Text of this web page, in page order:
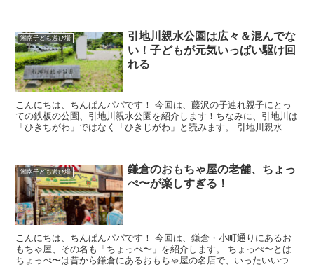
湘南子ども遊び場
引地川親水公園は広々＆混んでな
い！子どもが元気いっぱい駆け回
れる
こんにちは、ちんぱんパパです！ 今回は、藤沢の子連れ親子にとっ
ての鉄板の公園、引地川親水公園を紹介します！ちなみに、引地川は
「ひきちがわ」ではなく「ひきじがわ」と読みます。 引地川親水公
湘南子ども遊び場
鎌倉のおもちゃ屋の老舗、ちょっ
ぺ〜が楽しすぎる！
こんにちは、ちんぱんパパです！ 今回は、鎌倉・小町通りにあるお
もちゃ屋、その名も「ちょっぺ〜」を紹介します。 ちょっぺ〜とは
ちょっぺ〜は昔から鎌倉にあるおもちゃ屋の名店で、いったいいつか